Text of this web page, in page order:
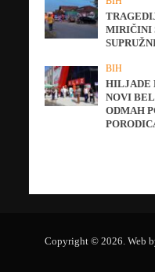
MIRIČINI
BIH
HILJADE
NOVI
ODMAH
Copyright © 2026. Web